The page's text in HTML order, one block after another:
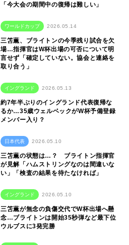
「今大会の期間中の復帰は難しい」
ワールドカップ 2026.05.14
三笘薫、ブライトンの今季残り試合を欠
場…指揮官はW杯出場の可否について明
言せず「確定していない。協会と連絡を
取り合う」
イングランド 2026.05.13
約7年半ぶりのイングランド代表復帰な
るか…35歳ウェルベックがW杯予備登録
メンバー入り？
日本代表 2026.05.10
三笘薫の状態は…？ ブライトン指揮官
が見解「ハムストリングなのは間違いな
い」「検査の結果を待たなければ」
イングランド 2026.05.10
三笘薫が無念の負傷交代でW杯出場へ懸
念…ブライトンは開始35秒弾など最下位
ウルブスに3発完勝